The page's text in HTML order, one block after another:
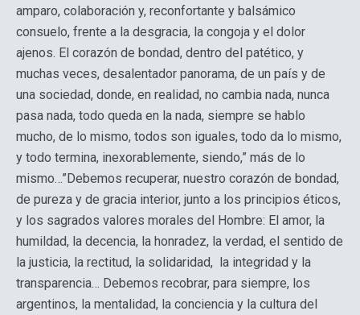
amparo, colaboración y, reconfortante y balsámico
consuelo, frente a la desgracia, la congoja y el dolor
ajenos. El corazón de bondad, dentro del patético, y
muchas veces, desalentador panorama, de un país y de
una sociedad, donde, en realidad, no cambia nada, nunca
pasa nada, todo queda en la nada, siempre se hablo
mucho, de lo mismo, todos son iguales, todo da lo mismo,
y todo termina, inexorablemente, siendo,” más de lo
mismo…”Debemos recuperar, nuestro corazón de bondad,
de pureza y de gracia interior, junto a los principios éticos,
y los sagrados valores morales del Hombre: El amor, la
humildad, la decencia, la honradez, la verdad, el sentido de
la justicia, la rectitud, la solidaridad, la integridad y la
transparencia… Debemos recobrar, para siempre, los
argentinos, la mentalidad, la conciencia y la cultura del